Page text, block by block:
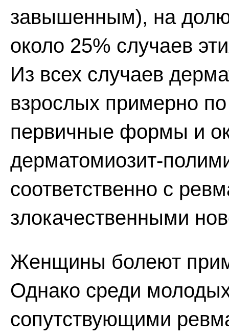
завышенным), на долю
около 25% случаев
Из всех случаев
взрослых примерно
первичные формы и
дерматомиозит-
соответственно с
злокачественными
Женщины болеют
Однако среди
сопутствующими